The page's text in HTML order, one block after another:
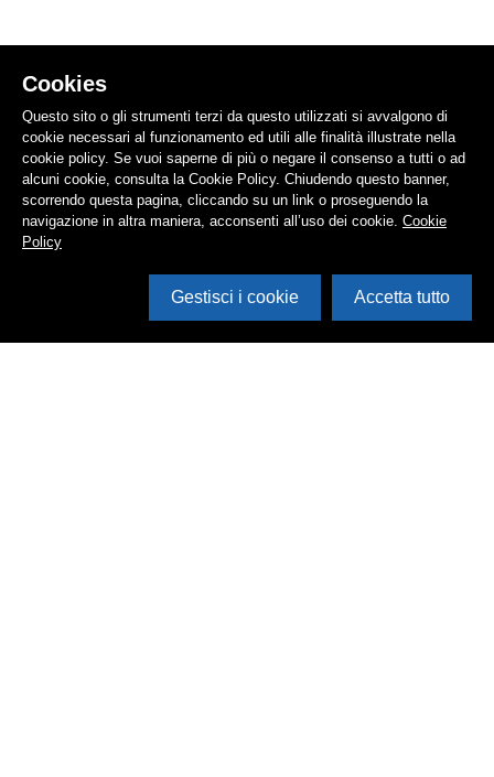
Cookies
Questo sito o gli strumenti terzi da questo utilizzati si avvalgono di
cookie necessari al funzionamento ed utili alle finalità illustrate nella
cookie policy. Se vuoi saperne di più o negare il consenso a tutti o ad
alcuni cookie, consulta la Cookie Policy. Chiudendo questo banner,
scorrendo questa pagina, cliccando su un link o proseguendo la
navigazione in altra maniera, acconsenti all’uso dei cookie. Cookie
Policy
Gestisci i cookie Accetta tutto